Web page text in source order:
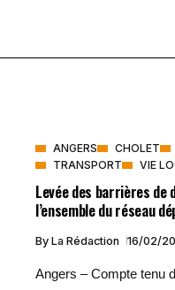
ANGERS CHOLET
TRANSPORT
VIE
Levée des barrières de
l’ensemble du réseau
By La Rédaction 16/02/
Angers – Compte tenu